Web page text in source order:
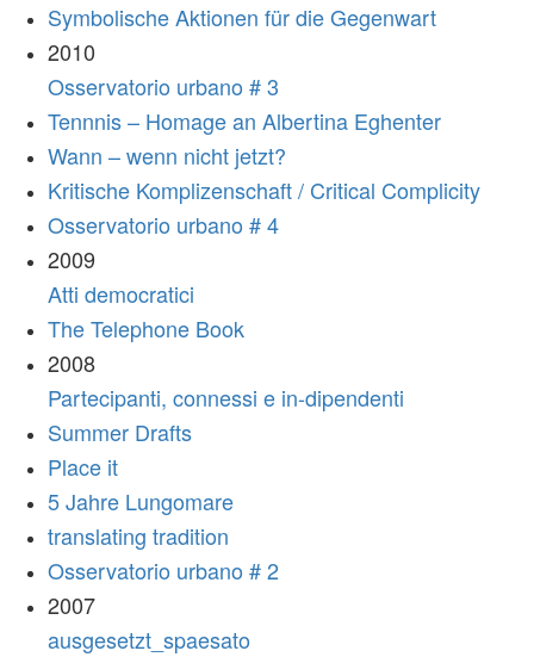
Symbolische Aktionen für die Gegenwart
2010
Osservatorio urbano # 3
Tennnis – Homage an Albertina Eghenter
Wann – wenn nicht jetzt?
Kritische Komplizenschaft / Critical Complicity
Osservatorio urbano # 4
2009
Atti democratici
The Telephone Book
2008
Partecipanti, connessi e in-dipendenti
Summer Drafts
Place it
5 Jahre Lungomare
translating tradition
Osservatorio urbano # 2
2007
ausgesetzt_spaesato